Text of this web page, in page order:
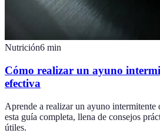
Nutrición6 min
Cómo realizar un ayuno
efectiva
Aprende a realizar un ayuno intermitente
esta guía completa, llena de consejos
útiles.